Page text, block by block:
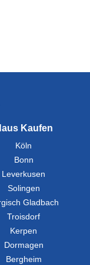
Kaufen
Köln
Bonn
Leverkusen
Solingen
Gladbach
Troisdorf
Kerpen
Dormagen
Bergheim